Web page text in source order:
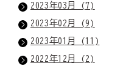
2023年03月 (7)
2023年02月 (9)
2023年01月 (11)
2022年12月 (2)